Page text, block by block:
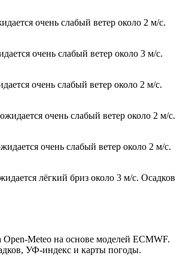
очень слабый ветер около 2 м/с.
очень слабый ветер около 3 м/с.
очень слабый ветер около 2 м/с.
очень слабый ветер около 2 м/с.
очень слабый ветер около 2 м/с.
лёгкий бриз около 3 м/с. Осадков
Meteo на основе моделей ECMWF.
УФ-индекс и карты погоды.